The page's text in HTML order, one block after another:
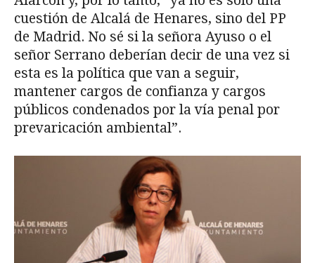
cuestión de Alcalá de Henares, sino del PP
de Madrid. No sé si la señora Ayuso o el
señor Serrano deberían decir de una vez si
esta es la política que van a seguir,
mantener cargos de confianza y cargos
públicos condenados por la vía penal por
prevaricación ambiental”.